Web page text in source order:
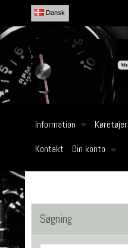
Dansk
Information Køretøjer
Kontakt
Din konto
Søgning